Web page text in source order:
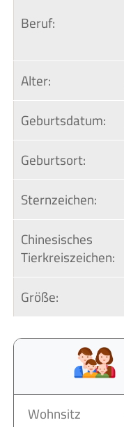
Beruf:
Alter:
Geburtsdatum:
Geburtsort:
Sternzeichen:
Chinesisches
Tierkreiszeichen:
Größe:
Wohnsitz